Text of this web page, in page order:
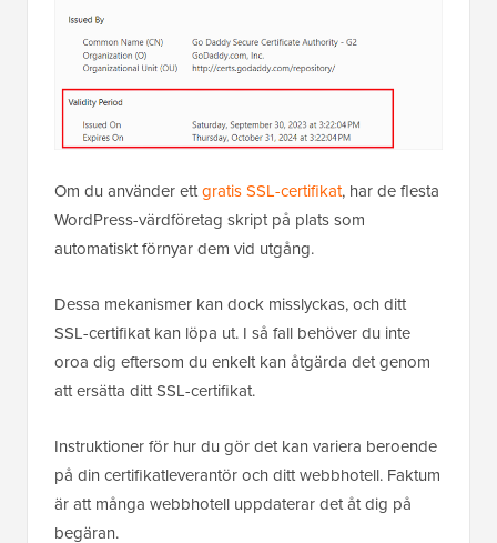
Om du använder ettgratis SSL-certifikat, har de flesta
WordPress-värdföretag skript på plats som
automatiskt förnyar dem vid utgång.
Dessa mekanismer kan dock misslyckas, och ditt
SSL-certifikat kan löpa ut. I så fall behöver du inte
oroa dig eftersom du enkelt kan åtgärda det genom
att ersätta ditt SSL-certifikat.
Instruktioner för hur du gör det kan variera beroende
på din certifikatleverantör och ditt webbhotell. Faktum
är att många webbhotell uppdaterar det åt dig på
begäran.